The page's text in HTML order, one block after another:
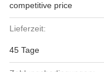
competitive price
Lieferzeit:
45 Tage